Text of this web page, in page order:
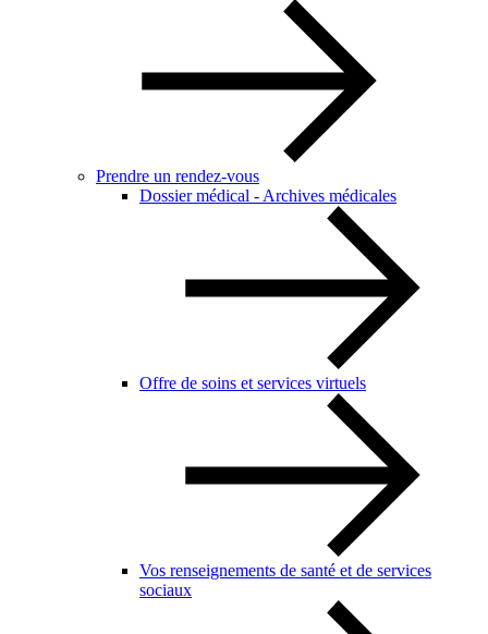
Prendre un rendez-vous
Dossier médical - Archives médicales
Offre de soins et services virtuels
Vos renseignements de santé et de services
sociaux